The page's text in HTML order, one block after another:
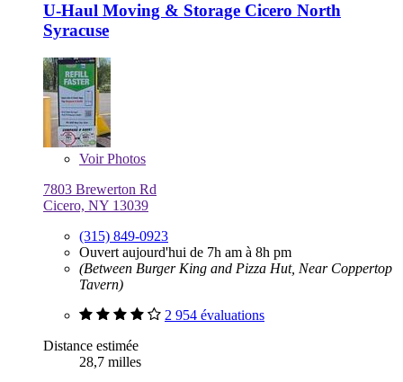
U-Haul Moving & Storage Cicero North
Syracuse
VoirPhotos
7803 Brewerton Rd
Cicero, NY 13039
(315) 849-0923
Ouvert aujourd'hui de 7h am à 8h pm
(Between Burger King and Pizza Hut, Near Coppertop
Tavern)
2 954 évaluations
Distance estimée
28,7 milles